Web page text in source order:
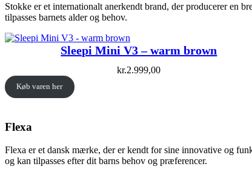
Stokke er et internationalt anerkendt brand, der producerer en
tilpasses barnets alder og behov.
Sleepi Mini V3 – warm brown
kr.2.999,00
Køb varen her
Flexa
Flexa er et dansk mærke, der er kendt for sine innovative og
og kan tilpasses efter dit barns behov og præferencer.